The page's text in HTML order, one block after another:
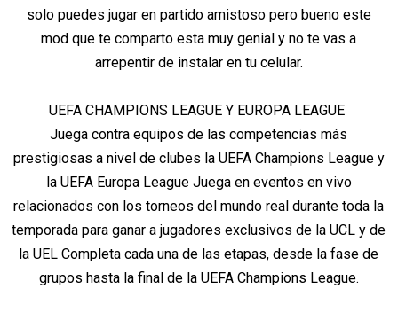
solo puedes jugar en partido amistoso pero bueno este
mod que te comparto esta muy genial y no te vas a
arrepentir de instalar en tu celular.
UEFA CHAMPIONS LEAGUE Y EUROPA LEAGUE
Juega contra equipos de las competencias más
prestigiosas a nivel de clubes la UEFA Champions League y
la UEFA Europa League Juega en eventos en vivo
relacionados con los torneos del mundo real durante toda la
temporada para ganar a jugadores exclusivos de la UCL y de
la UEL Completa cada una de las etapas, desde la fase de
grupos hasta la final de la UEFA Champions League.